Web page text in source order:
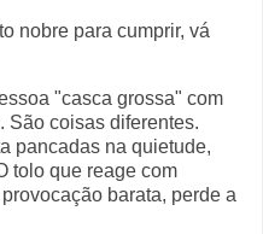
nobre para cumprir, vá
"casca grossa" com
São coisas diferentes.
pancadas na quietude,
tolo que reage com
barata, perde a